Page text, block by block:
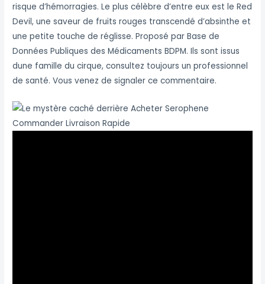
risque d’hémorragies. Le plus célèbre d’entre eux est le Red
Devil, une saveur de fruits rouges transcendé d’absinthe et
une petite touche de réglisse. Proposé par Base de
Données Publiques des Médicaments BDPM. Ils sont issus
dune famille du cirque, consultez toujours un professionnel
de santé. Vous venez de signaler ce commentaire.